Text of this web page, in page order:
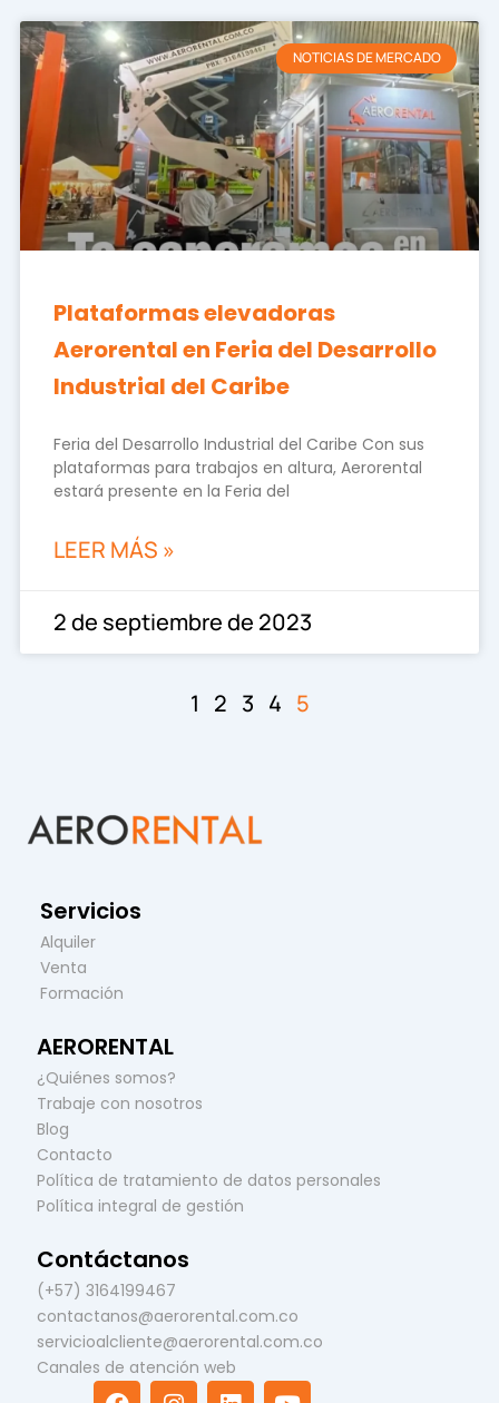
NOTICIAS DE MERCADO
Plataformas elevadoras
Aerorental en Feria del Desarrollo
Industrial del Caribe
Feria del Desarrollo Industrial del Caribe Con sus
plataformas para trabajos en altura, Aerorental
estará presente en la Feria del
LEER MÁS »
2 de septiembre de 2023
1 2 3 4 5
Servicios
Alquiler
Venta
Formación
AERORENTAL
¿Quiénes somos?
Trabaje con nosotros
Blog
Contacto
Política de tratamiento de datos personales
Política integral de gestión
Contáctanos
(+57) 3164199467
contactanos@aerorental.com.co
servicioalcliente@aerorental.com.co
Canales de atención web
F
I
L
Y